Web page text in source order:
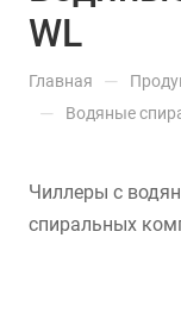
WL
Главная —
— Водяные
Чиллеры с
спиральных